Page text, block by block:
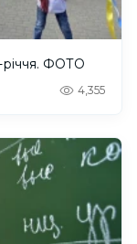
ФОТО
4,355